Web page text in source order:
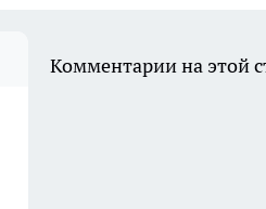
Комментарии на этой